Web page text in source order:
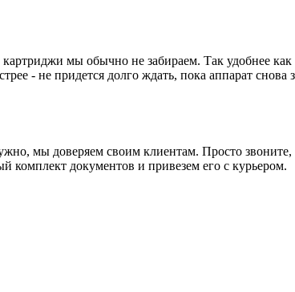
мы обычно не забираем. Так удобнее
- не придется долго ждать, пока аппарат снова
мы доверяем своим клиентам. Просто
документов и привезем его с курьером.